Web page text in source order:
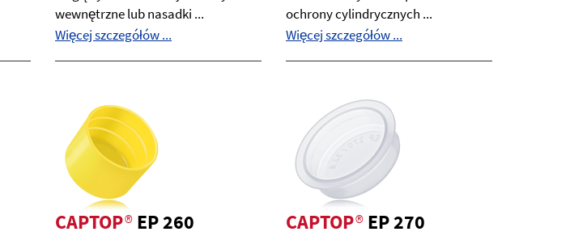
wewnętrzne lub nasadki ...
Więcej szczegółów ...
ochrony cylindrycznych ...
Więcej szczegółów ...
CAPTOP®EP 260 CAPTOP®EP 270